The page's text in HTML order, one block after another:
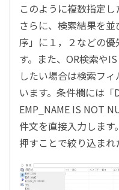
このように複数指定し
さらに、検索結果を
序」に１，２などの
す。また、OR検索や
したい場合は検索フ
います。条件欄には「
EMP_NAME IS NOT
件文を直接入力しま
押すことで絞り込まれ